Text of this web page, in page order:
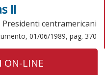
II
Presidenti centramericani
01/06/1989, pag. 370
ON-LINE